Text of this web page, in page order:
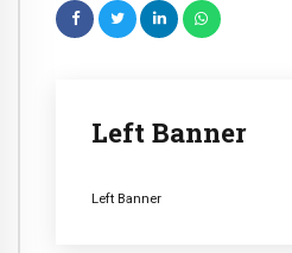
Left Banner
Left Banner